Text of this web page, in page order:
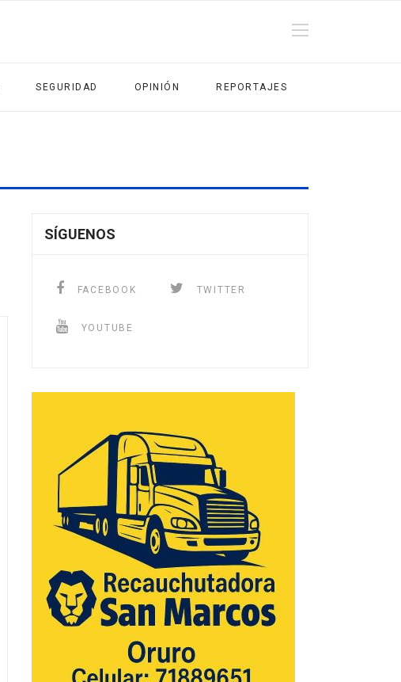
SEGURIDAD OPINIÓN REPORTAJES
SÍGUENOS
FACEBOOK TWITTER
YOUTUBE